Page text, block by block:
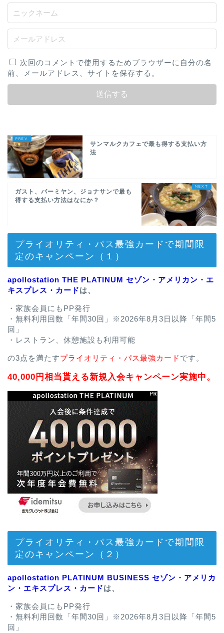
次回のコメントで使用するためブラウザーに自分の名
前、メールアドレス、サイトを保存する。
サンマルクカフェで最も得する支払い方
法
ガスト、バーミヤン、ジョナサンで最も
得する支払い方法はなにか？
プライオリティ・パス最強カードで期間限
定のキャンペーン（１）
apollostation THE PLATINUM セゾン・アメリカン・エ
キスプレス・カードは、
・家族会員にもPP発行
・無料利用回数「年間30回」※2026年8月3日以降「年間5
回」
・レストラン、休憩施設も利用可能
の3点を満たすプライオリティ・パス最強カード です。
40,000円相当貰える新規入会キャンペーン実施中。
プライオリティ・パス最強カードで期間限
定のキャンペーン（２）
apollostation PLATINUM BUSINESS セゾン・アメリカ
ン・エキスプレス・カードは、
・家族会員にもPP発行
・無料利用回数「年間30回」※2026年8月3日以降「年間5
回」